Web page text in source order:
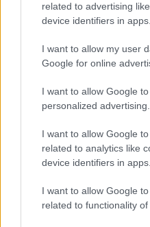
related to advertising
device identifiers in apps.
I want to allow my user
Google for online
I want to allow Google
personalized advertising.
I want to allow Google
related to analytics like
device identifiers in apps.
I want to allow Google
related to functionality
Guía para justificar origen de
Diego Martín · 28 Jun 2026
FISCO